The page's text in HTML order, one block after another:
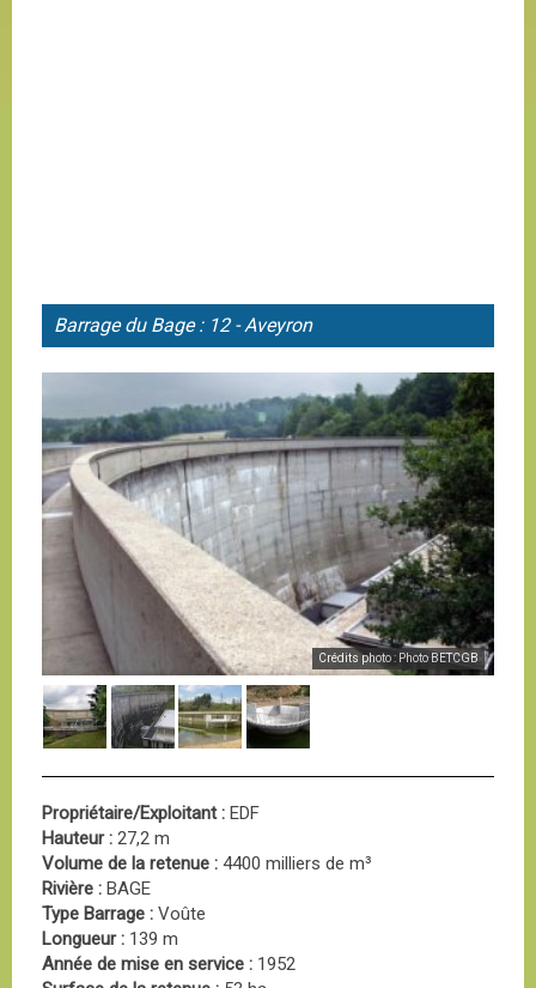
Barrage du Bage : 12 - Aveyron
Crédits photo : Photo BETCGB
Propriétaire/Exploitant : EDF
Hauteur : 27,2 m
Volume de la retenue : 4400 milliers de m³
Rivière : BAGE
Type Barrage : Voûte
Longueur : 139 m
Année de mise en service : 1952